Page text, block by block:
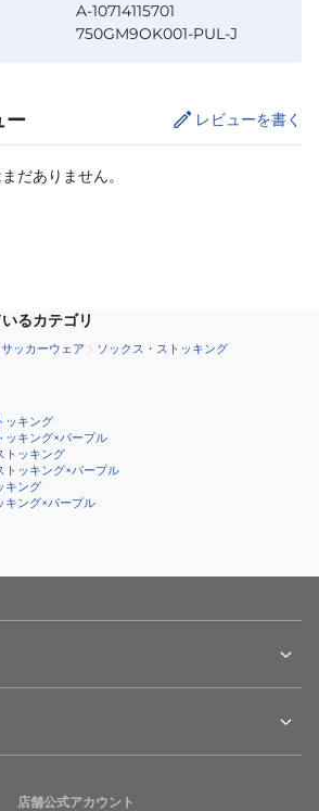
A-10714115701
750GM9OK001-PUL-J
ー レビューを書く
だありません。
るカテゴリ
サッカーウェア ソックス・ストッキング
ッキング
ッキング×パープル
トッキング
トッキング×パープル
キング
キング×パープル
店舗公式アカウント